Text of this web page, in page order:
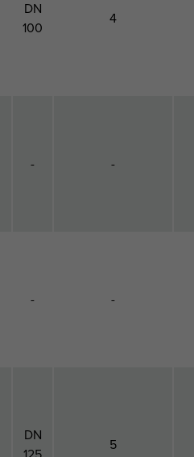
DN
100
4
- -
- -
DN
5